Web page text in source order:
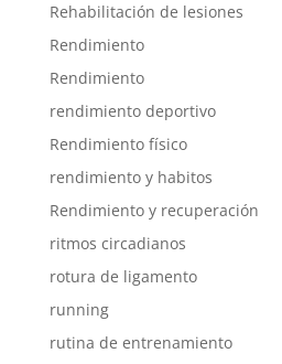
Rehabilitación de lesiones
Rendimiento
Rendimiento
rendimiento deportivo
Rendimiento físico
rendimiento y habitos
Rendimiento y recuperación
ritmos circadianos
rotura de ligamento
running
rutina de entrenamiento